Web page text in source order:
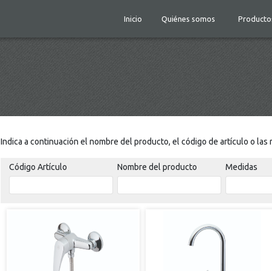
Inicio Quiénes somos
Indica a continuación el nombre del producto, el código de artículo o las
Código Artículo Nombre del producto Medidas